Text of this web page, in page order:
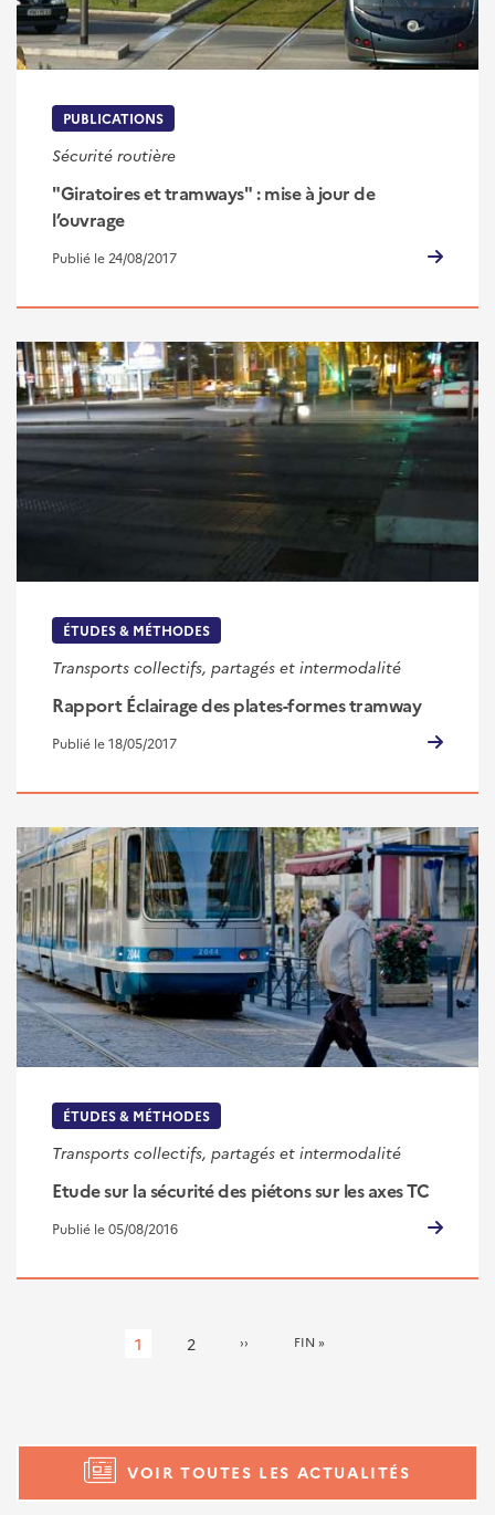
PUBLICATIONS
Sécurité routière
"Giratoires et tramways" : mise à jour de
l’ouvrage
Publié le 24/08/2017
ÉTUDES & MÉTHODES
Transports collectifs, partagés et intermodalité
Rapport Éclairage des plates-formes tramway
Publié le 18/05/2017
ÉTUDES & MÉTHODES
Transports collectifs, partagés et intermodalité
Etude sur la sécurité des piétons sur les axes TC
Publié le 05/08/2016
Page
1 Page
2
PAGE
››
DERNIÈRE
FIN »
VOIR TOUTES LES ACTUALITÉS